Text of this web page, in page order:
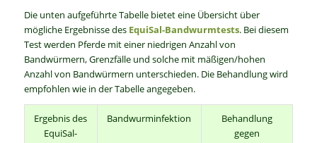
Die unten aufgeführte Tabelle bietet eine Übersicht über
mögliche Ergebnisse des EquiSal-Bandwurmtests. Bei diesem
Test werden Pferde mit einer niedrigen Anzahl von
Bandwürmern, Grenzfälle und solche mit mäßigen/hohen
Anzahl von Bandwürmern unterschieden. Die Behandlung wird
empfohlen wie in der Tabelle angegeben.
Ergebnis des
EquiSal-
Bandwurminfektion
Behandlung
gegen